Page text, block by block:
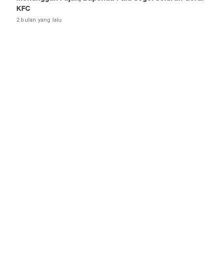
KFC
2 bulan yang lalu